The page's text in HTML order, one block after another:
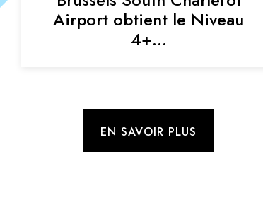
Airport obtient le Niveau
4+…
EN SAVOIR PLUS